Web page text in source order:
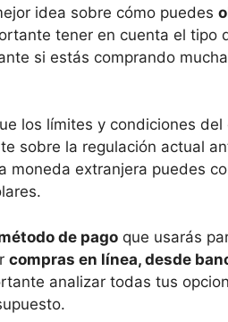
idea sobre cómo puedes
tener en cuenta el tipo
si estás comprando mucha
los límites y condiciones del
sobre la regulación actual
moneda extranjera puedes
de pago que usarás
compras en línea, desde
analizar todas tus